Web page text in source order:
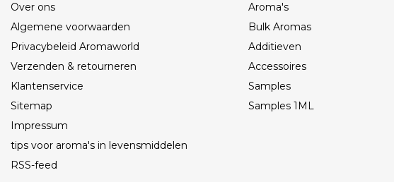
Over ons
Algemene voorwaarden
Privacybeleid Aromaworld
Verzenden & retourneren
Klantenservice
Sitemap
Impressum
tips voor aroma's in levensmiddelen
RSS-feed
Aroma's
Bulk Aromas
Additieven
Accessoires
Samples
Samples 1ML